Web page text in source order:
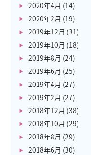
2020年4月 (14)
2020年2月 (19)
2019年12月 (31)
2019年10月 (18)
2019年8月 (24)
2019年6月 (25)
2019年4月 (27)
2019年2月 (27)
2018年12月 (38)
2018年10月 (29)
2018年8月 (29)
2018年6月 (30)